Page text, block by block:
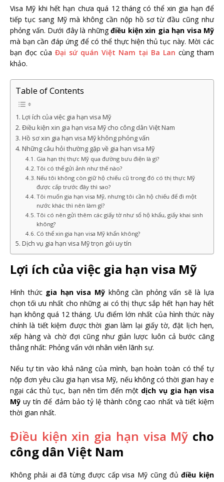
Visa Mỹ khi hết hạn chưa quá 12 tháng có thể xin gia hạn để
tiếp tục sang Mỹ mà không cần nộp hồ sơ từ đầu cũng như
phỏng vấn. Dưới đây là nhữngđiều kiện xin gia hạn visa Mỹ
mà bạn cần đáp ứng để có thể thực hiện thủ tục này. Mời các
bạn đọc của Đại sứ quán Việt Nam tại Ba Lan cùng tham
khảo.
Table of Contents
Lợi ích của việc gia hạn visa Mỹ
Điều kiện xin gia hạn visa Mỹ cho công dân Việt Nam
Hồ sơ xin gia hạn visa Mỹ không phỏng vấn
Những câu hỏi thường gặp về gia hạn visa Mỹ
Gia hạn thị thực Mỹ qua đường bưu điện là gì?
Tôi có thể gửi ảnh như thế nào?
Nếu tôi không còn giữ hộ chiếu cũ trong đó có thị thực Mỹ
được cấp trước đây thì sao?
Tôi muốn gia hạn visa Mỹ, nhưng tôi cần hộ chiếu để đi một
nước khác thì nên làm gì?
Tôi có nên gửi thêm các giấy tờ như sổ hộ khẩu, giấy khai sinh
không?
Có thể xin gia hạn visa Mỹ khẩn không?
Dịch vụ gia hạn visa Mỹ trọn gói uy tín
Lợi ích của việc gia hạn visa Mỹ
Hình thức gia hạn visa Mỹkhông cần phỏng vấn sẽ là lựa
chọn tối ưu nhất cho những ai có thị thực sắp hết hạn hay hết
hạn không quá 12 tháng. Ưu điểm lớn nhất của hình thức này
chính là tiết kiệm được thời gian làm lại giấy tờ, đặt lịch hẹn,
xếp hàng và chờ đợi cũng như giản lược luôn cả bước căng
thẳng nhất: Phỏng vấn với nhân viên lãnh sự.
Nếu tự tin vào khả năng của mình, bạn hoàn toàn có thể tự
nộp đơn yêu cầu gia hạn visa Mỹ, nếu không có thời gian hay e
ngại các thủ tục, bạn nên tìm đến một dịch vụ gia hạn visa
Mỹuy tín để đảm bảo tỷ lệ thành công cao nhất và tiết kiệm
thời gian nhất.
Điều kiện xin gia hạn visa Mỹ cho
công dân Việt Nam
Không phải ai đã từng được cấp visa Mỹ cũng đủđiều kiện